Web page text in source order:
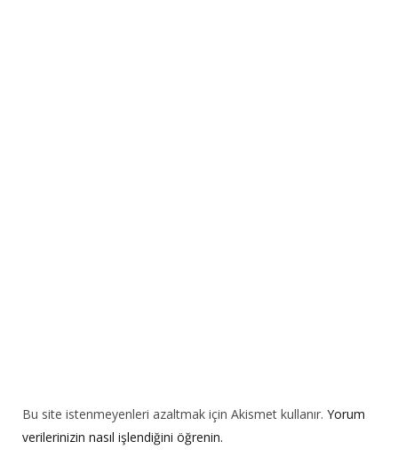
Bu site istenmeyenleri azaltmak için Akismet kullanır. Yorum
verilerinizin nasıl işlendiğini öğrenin.